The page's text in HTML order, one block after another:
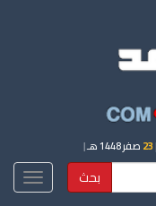
23 صفر 1448 هـ |
بحث